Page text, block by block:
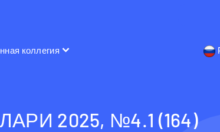
коллегия
2025, №4.1 (164)